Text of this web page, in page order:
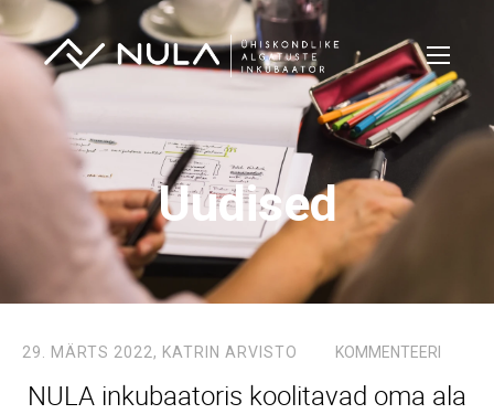
Uudised
29. MÄRTS 2022, KATRIN ARVISTO KOMMENTEERI
NULA inkubaatoris koolitavad oma ala